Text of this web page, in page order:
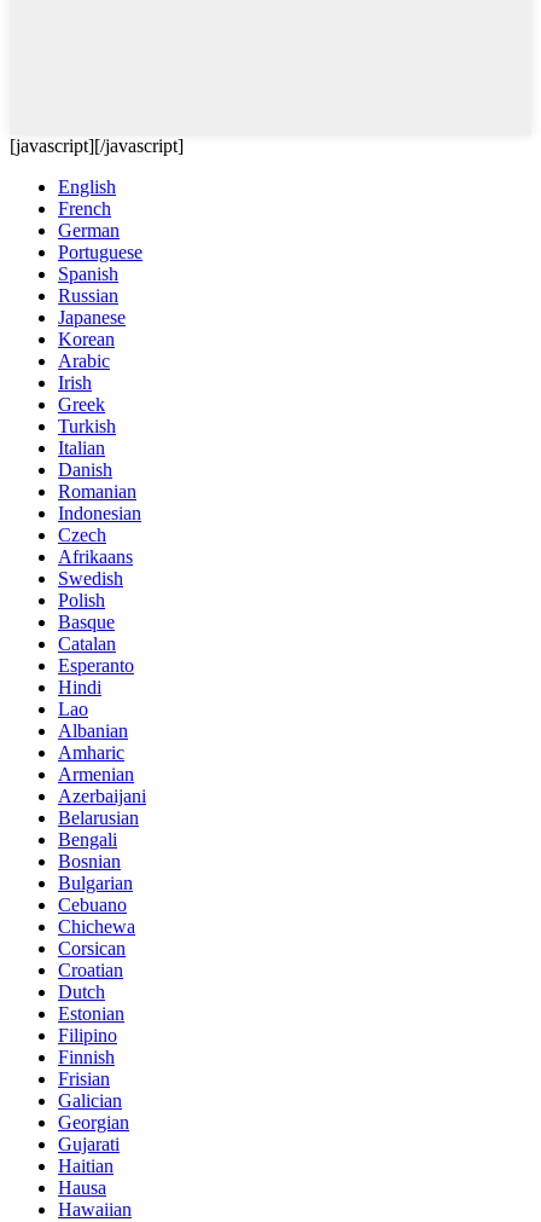
[javascript][/javascript]
English
French
German
Portuguese
Spanish
Russian
Japanese
Korean
Arabic
Irish
Greek
Turkish
Italian
Danish
Romanian
Indonesian
Czech
Afrikaans
Swedish
Polish
Basque
Catalan
Esperanto
Hindi
Lao
Albanian
Amharic
Armenian
Azerbaijani
Belarusian
Bengali
Bosnian
Bulgarian
Cebuano
Chichewa
Corsican
Croatian
Dutch
Estonian
Filipino
Finnish
Frisian
Galician
Georgian
Gujarati
Haitian
Hausa
Hawaiian